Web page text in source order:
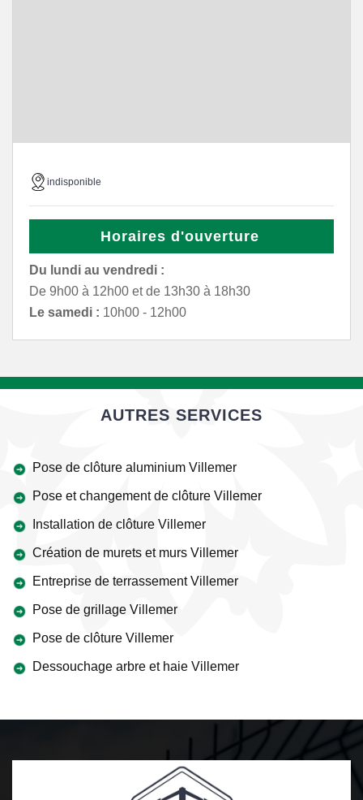
indisponible
Horaires d'ouverture
Du lundi au vendredi :
De 9h00 à 12h00 et de 13h30 à 18h30
Le samedi : 10h00 - 12h00
AUTRES SERVICES
Pose de clôture aluminium Villemer
Pose et changement de clôture Villemer
Installation de clôture Villemer
Création de murets et murs Villemer
Entreprise de terrassement Villemer
Pose de grillage Villemer
Pose de clôture Villemer
Dessouchage arbre et haie Villemer